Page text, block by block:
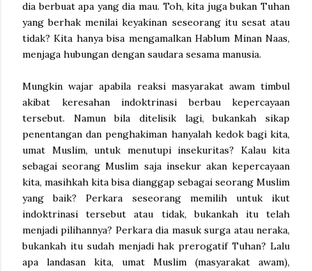
dia berbuat apa yang dia mau. Toh, kita juga bukan Tuhan
yang berhak menilai keyakinan seseorang itu sesat atau
tidak? Kita hanya bisa mengamalkan Hablum Minan Naas,
menjaga hubungan dengan saudara sesama manusia.
Mungkin wajar apabila reaksi masyarakat awam timbul
akibat keresahan indoktrinasi berbau kepercayaan
tersebut. Namun bila ditelisik lagi, bukankah sikap
penentangan dan penghakiman hanyalah kedok bagi kita,
umat Muslim, untuk menutupi insekuritas? Kalau kita
sebagai seorang Muslim saja insekur akan kepercayaan
kita, masihkah kita bisa dianggap sebagai seorang Muslim
yang baik? Perkara seseorang memilih untuk ikut
indoktrinasi tersebut atau tidak, bukankah itu telah
menjadi pilihannya? Perkara dia masuk surga atau neraka,
bukankah itu sudah menjadi hak prerogatif Tuhan? Lalu
apa landasan kita, umat Muslim (masyarakat awam),